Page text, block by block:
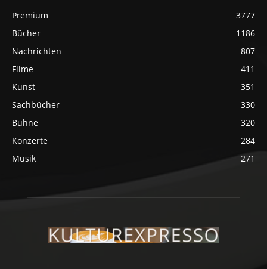
Premium
3777
Bücher
1186
Nachrichten
807
Filme
411
Kunst
351
Sachbücher
330
Bühne
320
Konzerte
284
Musik
271